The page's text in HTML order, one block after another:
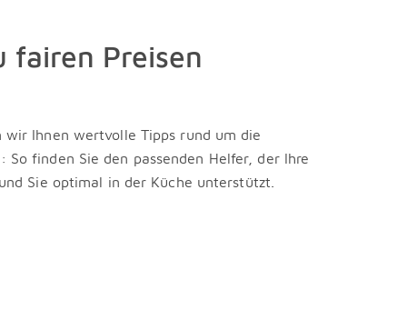
fairen Preisen
Ihnen wertvolle Tipps rund um die
So finden Sie den passenden Helfer, der Ihre
Sie optimal in der Küche unterstützt.